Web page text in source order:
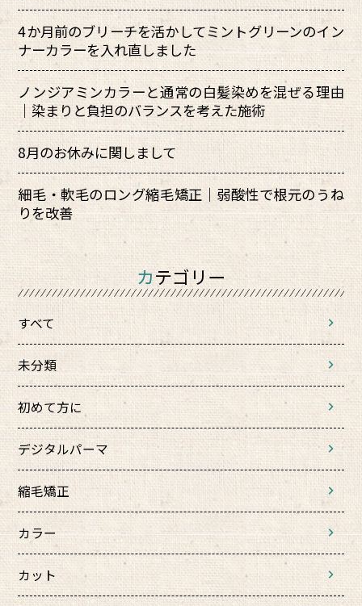
4か月前のブリーチを活かしてミントグリーンのイン
ナーカラーを入れ直しました
ノンジアミンカラーと通常の白髪染めを混ぜる理由
｜染まりと負担のバランスを考えた施術
8月のお休みに関しまして
細毛・軟毛のロング縮毛矯正｜弱酸性で根元のうね
りを改善
カテゴリー
すべて
未分類
初めて方に
デジタルパーマ
縮毛矯正
カラー
カット